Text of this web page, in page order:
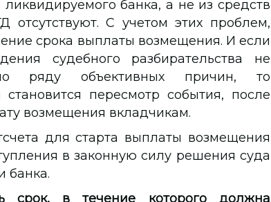
банка, а не из средств
С учетом этих проблем,
срока выплаты возмещения. И если
судебного разбирательства не
ряду объективных причин, то
пересмотр события, после
возмещения вкладчикам.
для старта выплаты возмещения
в законную силу решения суда
банка.
срок, в течение которого должна